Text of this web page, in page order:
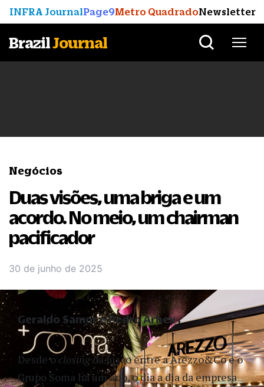
INFRA JournalPage9Metro QuadradoNewsletter
BrazilJournal
Negócios
Duas visões, uma briga e um
acordo. No meio, um chairman
pacificador
30 de junho de 2025
Desde o closingda fusão entre a Arezzo&Co e o
Grupo Soma há um ano, o dia a dia da empresa
Geraldo Samor e Pedro Arbex